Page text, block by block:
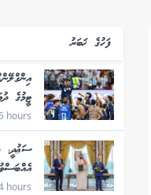
ފަހުގެ ޚަބަރު
ޓީމުގެ
hours
ސަޢުދީ،
hours